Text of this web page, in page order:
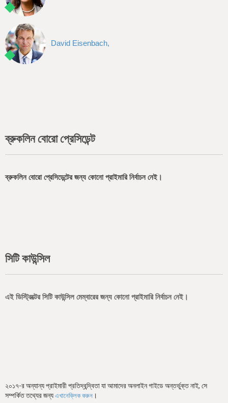
David Eisenbach,
ব্রুকলিন বোরো প্রেসিডেন্ট
ব্রুকলিন বোরো প্রেসিডেন্টের জন্য কোনো প্রাইমারি নির্বাচন নেই।
সিটি কাউন্সিল
এই ডিস্ট্রিক্টের সিটি কাউন্সিল মেম্বারের জন্য কোনো প্রাইমারি নির্বাচন নেই।
২০১৭-র অন্যান্য প্রাইমারী প্রতিদ্বন্দ্বিতা যা আমাদের অনলাইন গাইডে অন্তর্ভুক্ত নাই, সে
সম্পর্কিত তথ্যের জন্যএখানেক্লিক করুন ।